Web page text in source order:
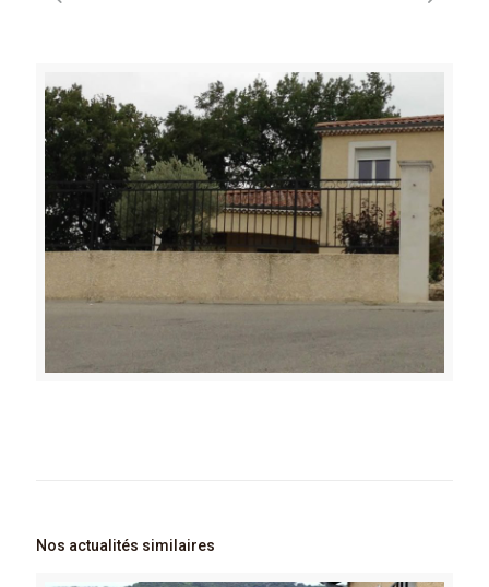
Nos actualités similaires